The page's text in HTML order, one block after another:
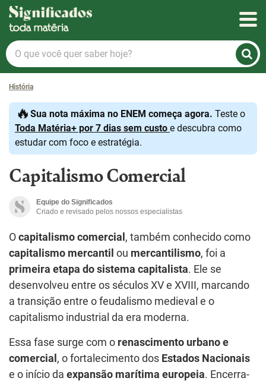
Significados
O
que
você
quer
saber
hoje?
História
🔥Sua nota máxima no ENEM começa agora. Teste o
Toda Matéria+ por 7 dias sem custo e descubra como
estudar com foco e estratégia.
Capitalismo Comercial
Equipe do Significados
Criado e revisado pelos nossos especialistas
O capitalismo comercial , também conhecido como
capitalismo mercantil ou mercantilismo, foi a
primeira etapa do sistema capitalista. Ele se
desenvolveu entre os séculos XV e XVIII, marcando
a transição entre o feudalismo medieval e o
capitalismo industrial da era moderna.
Essa fase surge com o renascimento urbano e
comercial , o fortalecimento dos Estados Nacionais
e o início da expansão marítima europeia. Encerra-